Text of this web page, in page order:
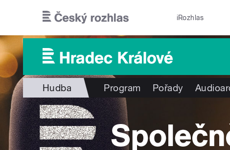
iRozhlas
Hudba Program Pořady